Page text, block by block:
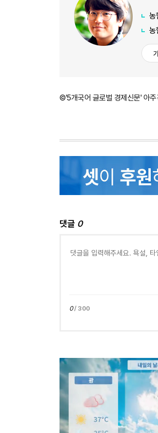
농
농
©'5개국어 글로벌 경제신문' 아주
댓글 0
0/ 300